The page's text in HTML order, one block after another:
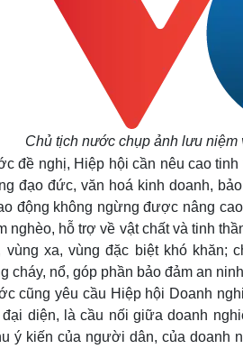
Chủ tịch nước chụp ảnh lưu
đề nghị, Hiệp hội cần nêu cao
đạo đức, văn hoá kinh doanh,
động không ngừng được nâng
nghèo, hỗ trợ về vật chất và tinh
vùng xa, vùng đặc biệt khó khăn;
cháy, nổ, góp phần bảo đảm an
cũng yêu cầu Hiệp hội Doanh
diện, là cầu nối giữa doanh
ý kiến của người dân, của